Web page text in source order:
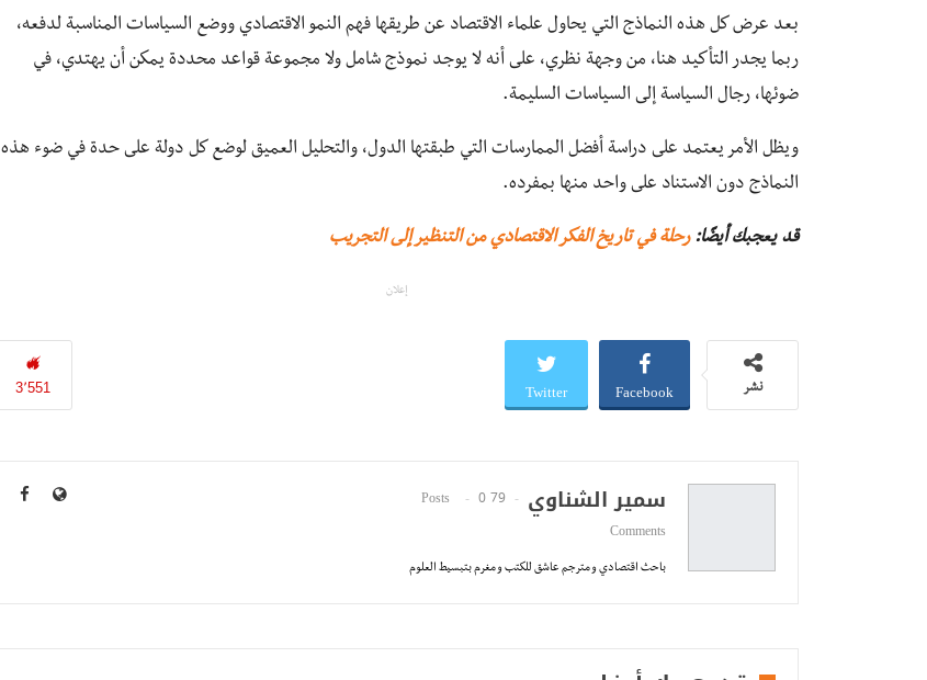
بعد عرض كل هذه النماذج التي يحاول علماء الاقتصاد عن طريقها فهم النمو الاقتصادي ووضع السياسات المناسبة لدفعه،
ربما يجدر التأكيد هنا، من وجهة نظري، على أنه لا يوجد نموذج شامل ولا مجموعة قواعد محددة يمكن أن يهتدي، في
ضوئها، رجال السياسة إلى السياسات السليمة.
ويظل الأمر يعتمد على دراسة أفضل الممارسات التي طبقتها الدول، والتحليل العميق لوضع كل دولة على حدة في ضوء هذه
النماذج دون الاستناد على واحد منها بمفرده.
قد يعجبك أيضًا:رحلة في تاريخ الفكر الاقتصادي من التنظير إلى التجريب
إعلان
3٬551 نشر Facebook
Twitter
سمير الشناوي 79 Posts
0
Comments
باحث اقتصادي و مترجم عاشق للكتب و مغرم بتبسيط العلوم